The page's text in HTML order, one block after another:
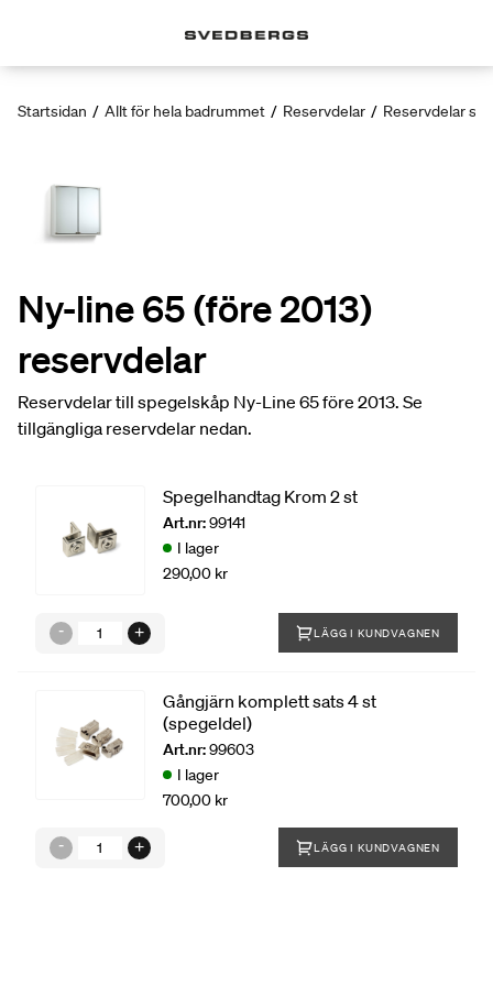
Startsidan / Allt för hela badrummet / Reservdelar / Reservdelar
Ny-line 65 (före 2013)
reservdelar
Reservdelar till spegelskåp Ny-Line 65 före 2013. Se
tillgängliga reservdelar nedan.
Spegelhandtag Krom 2 st
Art.nr:99141
I lager
290,00 kr
LÄGG I KUNDVAGNEN
Gångjärn komplett sats 4 st
(spegeldel)
Art.nr:99603
I lager
700,00 kr
LÄGG I KUNDVAGNEN